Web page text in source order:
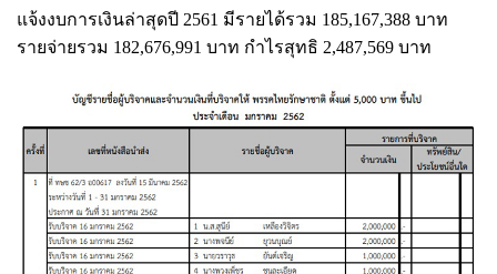
แจ้งงบการเงินล่าสุดปี 2561 มีรายได้รวม 185,167,388 บาท
รายจ่ายรวม 182,676,991 บาท กำไรสุทธิ 2,487,569 บาท